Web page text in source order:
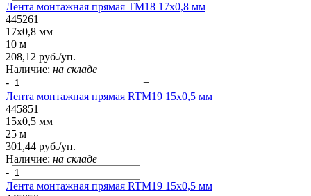
Лента монтажная прямая ТМ18 17x0,8 мм
445261
17x0,8 мм
10 м
208,12 руб./уп.
Наличие: на складе
-
+
Лента монтажная прямая RTM19 15x0,5 мм
445851
15x0,5 мм
25 м
301,44 руб./уп.
Наличие: на складе
-
+
Лента монтажная прямая RTM19 15x0,5 мм